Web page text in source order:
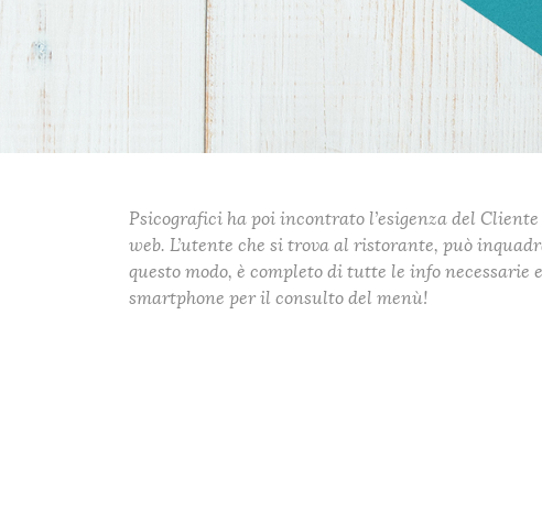
Psicografici ha poi incontrato l’esigenza del
web. L’utente che si trova al ristorante, può
questo modo, è completo di tutte le info necessarie
smartphone per il consulto del menù!